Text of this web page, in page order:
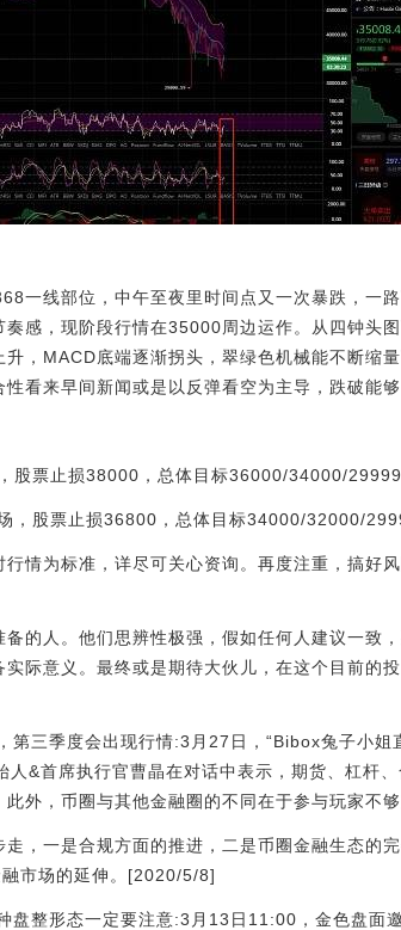
一线部位，中午至夜里时间点又一次暴跌，一
感，现阶段行情在35000周边运作。从四钟头
，MACD底端逐渐拐头，翠绿色机械能不断缩
看来早间新闻或是以反弹看空为主导，跌破能
股票止损38000，总体目标36000/34000/29999
，股票止损36800，总体目标34000/32000/
行情为标准，详尽可关心资询。再度注重，搞好
带上！ 》
的人。他们思辨性极强，假如任何人建议一致
际意义。最终或是期待大伙儿，在这个目前的
第三季度会出现行情:3月27日，“Bibox兔子小
&首席执行官曹晶在对话中表示，期货、杠杆
外，币圈与其他金融圈的不同在于参与玩家不
，一是合规方面的推进，二是币圈金融生态的
市场的延伸。[2020/5/8]
盘整形态一定要注意:3月13日11:00，金色盘面